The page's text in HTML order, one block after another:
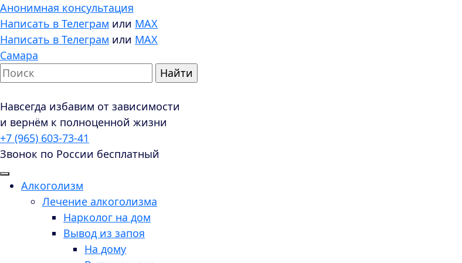
Анонимная консультация
Написать в Телеграм или MAX
Написать в Телеграм или MAX
Самара
Навсегда избавим от зависимости
и вернём к полноценной жизни
+7 (965) 603-73-41
Звонок по России бесплатный
Алкоголизм
Лечение алкоголизма
Нарколог на дом
Вывод из запоя
На дому